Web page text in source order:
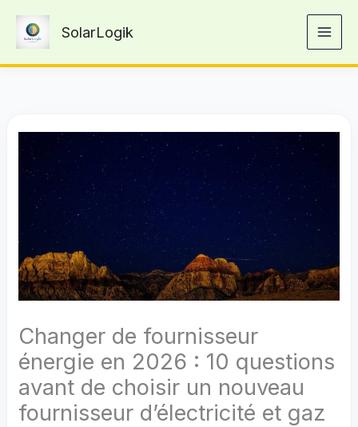
contenu
SolarLogik
Changer de fournisseur
énergie en 2026 : 10 questions
avant de choisir un nouveau
fournisseur d’électricité et gaz